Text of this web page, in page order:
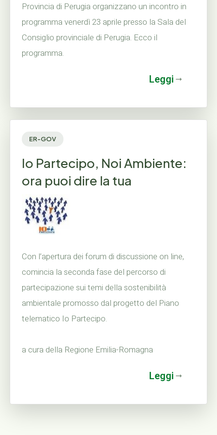
Provincia di Perugia organizzano un incontro in
programma venerdì 23 aprile presso la Sala del
Consiglio provinciale di Perugia. Ecco il
programma.
Leggi
ER-GOV
Io Partecipo, Noi Ambiente:
ora puoi dire la tua
Con l’apertura dei forum di discussione on line,
comincia la seconda fase del percorso di
partecipazione sui temi della sostenibilità
ambientale promosso dal progetto del Piano
telematico Io Partecipo.
a cura della Regione Emilia-Romagna
Leggi